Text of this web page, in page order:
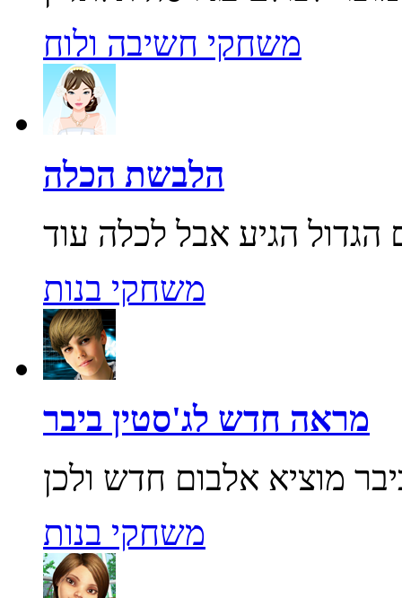
משחקי חשיבה ולוח
הלבשת הכלה
משחקי בנות
מראה חדש לג'סטין ביבר
משחקי בנות